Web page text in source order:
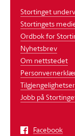
Stortinget
Stortingets
Ordbok for
Nyhetsbrev
Om nettstedet
Jobb på
Facebook